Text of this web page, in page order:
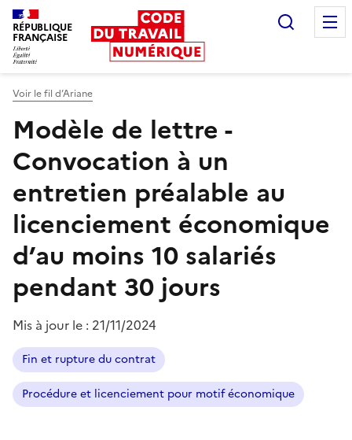
RÉPUBLIQUE
FRANÇAISE
Voir le fil d’Ariane
Modèle de lettre -
Convocation à un
entretien préalable au
licenciement économique
d’au moins 10 salariés
pendant 30 jours
Mis à jour le : 21/11/2024
Fin et rupture du contrat
Procédure et licenciement pour motif économique